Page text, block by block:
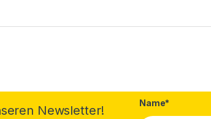
Newsletter!
Name*